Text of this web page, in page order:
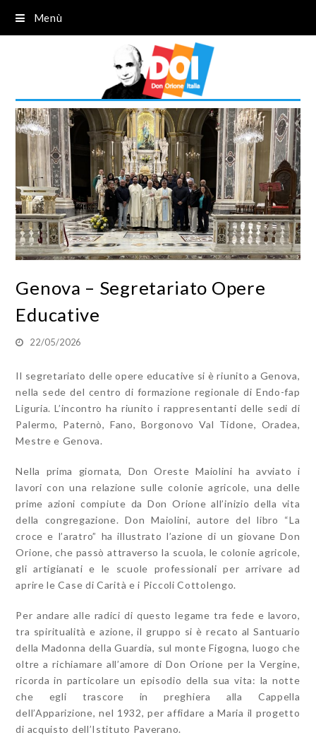
Menù
Genova – Segretariato Opere
Educative
22/05/2026
Il segretariato delle opere educative si è riunito a Genova,
nella sede del centro di formazione regionale di Endo-fap
Liguria. L’incontro ha riunito i rappresentanti delle sedi di
Palermo, Paternò, Fano, Borgonovo Val Tidone, Oradea,
Mestre e Genova.
Nella prima giornata, Don Oreste Maiolini ha avviato i
lavori con una relazione sulle colonie agricole, una delle
prime azioni compiute da Don Orione all’inizio della vita
della congregazione. Don Maiolini, autore del libro “La
croce e l’aratro” ha illustrato l’azione di un giovane Don
Orione, che passò attraverso la scuola, le colonie agricole,
gli artigianati e le scuole professionali per arrivare ad
aprire le Case di Carità e i Piccoli Cottolengo.
Per andare alle radici di questo legame tra fede e lavoro,
tra spiritualità e azione, il gruppo si è recato al Santuario
della Madonna della Guardia, sul monte Figogna, luogo che
oltre a richiamare all’amore di Don Orione per la Vergine,
ricorda in particolare un episodio della sua vita: la notte
che egli trascore in preghiera alla Cappella
dell’Apparizione, nel 1932, per affidare a Maria il progetto
di acquisto dell’Istituto Paverano.